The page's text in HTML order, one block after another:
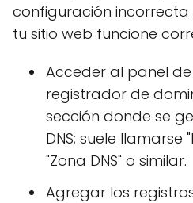
configuración
tu sitio web funcione
Acceder al panel
registrador de
sección donde se
DNS; suele llamarse
"Zona DNS" o similar.
Agregar los